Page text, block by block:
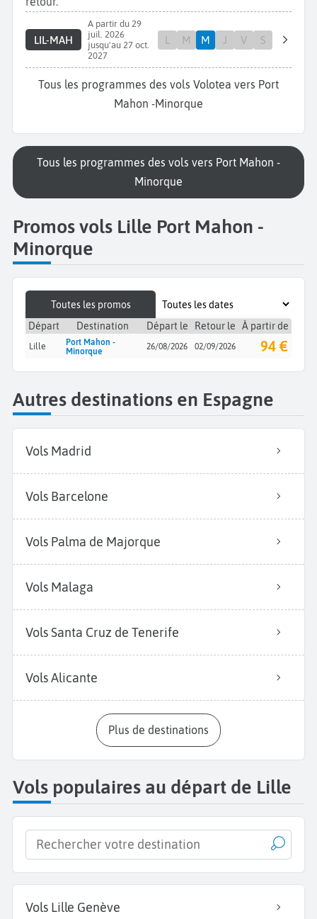
LIL-MAH
A partir du 29
juil. 2026
jusqu'au 27 oct.
2027
L M M J V S
Tous les programmes des vols Volotea vers Port
Mahon -Minorque
Tous les programmes des vols vers Port Mahon -
Minorque
Promos vols Lille Port Mahon -
Minorque
Toutes les promos
Départ
Destination Départ le Retour le À partir de
Lille
Port Mahon -
Minorque
26/08/2026 02/09/2026 94 €
Autres destinations en Espagne
Vols Madrid
Vols Barcelone
Vols Palma de Majorque
Vols Malaga
Vols Santa Cruz de Tenerife
Vols Alicante
Plus de destinations
Vols populaires au départ de Lille
Vols Lille Genève